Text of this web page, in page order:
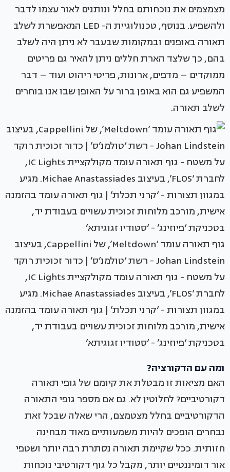
מצמצמים את נוכחותם בחלל ונותנים לאור עצמו לדבר
ולהשפיע. בנוסף, טכנולוגיית ה- LED המאפשרת לשלב
תאורה באופנים ובמקומות שבעבר לא ניתן היה לשלב
בהם, כך שלצד הארת חללים ניתן להאיר גם פריטים
ממוקדים – מדפים, ארונות, פריטי ריהוט ועוד – דבר
המשפיע גם הוא באופן ברור על האופן שבו אנו בוחרים
לשלב תאורה.
גוף תאורה עומד ‘Meltdown’, של Cappellini, בעיצוב
Johan Lindstein - רשת ‘טולמנ’ס’ | כדור זכוכית רוקד
על משטח - גוף תאורה עומד מקולקציית IC Lights,
לחברת ‘FLOS’, בעיצוב Michae Anastassiades. מגיע
במגוון תצורות - ‘קרני תכלת’ | גוף תאורה עומד בהזמנה
אישית, מורכב מלוחות זכוכית עשויים בעבודת יד,
בטכניקת ‘פיוזינג’ - ‘סטודיו זגוגיתא’
ומה עם הדקורציה?
האם מציאות זו מבטלת את קיומם של גופי תאורה
דקורטיביים? לחלוטין לא. גם אם מספר גופי התאורה
הדקורטיביים בחלל מצטמצם, הרי שאלה שבכל זאת
נבחרים הופכים להיות משמעותיים מאוד מבחינה
חזותית. ככל שקיימת תאורה נסתרת רבה יותר ושטפי
אור דומיננטיים יותר, מקבל כל גוף דקורטיבי נוכחות